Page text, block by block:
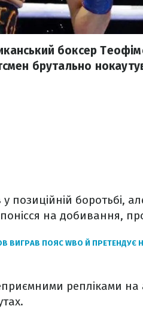
боксер
брутально
боротьбі,
на добивання,
ВИГРАВ ПОЯС WBO Й ПРЕТЕНДУЄ
репліками